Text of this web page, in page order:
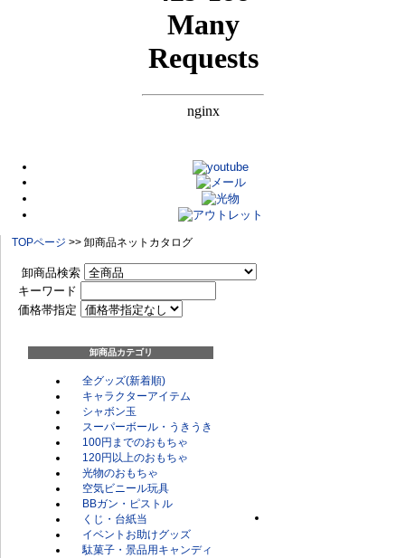
TOPページ >> 卸商品ネットカタログ
卸商品検索
キーワード
価格帯指定
卸商品カテゴリ
全グッズ(新着順)
キャラクターアイテム
シャボン玉
スーパーボール・うきうき
100円までのおもちゃ
120円以上のおもちゃ
光物のおもちゃ
空気ビニール玩具
BBガン・ピストル
くじ・台紙当
イベントお助けグッズ
駄菓子・景品用キャンディ